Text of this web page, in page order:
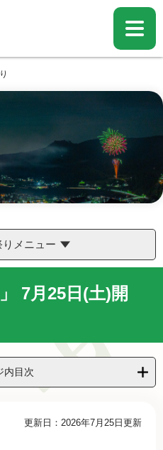
メニュー
7月25日(土)開
内目次
更新日：2026年7月25日更新